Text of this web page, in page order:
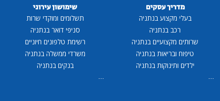
מדריך עסקים
בעלי מקצוע בנתניה
רכב בנתניה
שרותים מקצועיים בנתניה
טיפוח ובריאות בנתניה
ילדים ותינוקות בנתניה
...
שימושון עירוני
תשלומים ומוקדי שרות
סניפי דואר בנתניה
רשימת טלפונים חיוניים
משרדי ממשלה בנתניה
בנקים בנתניה
...